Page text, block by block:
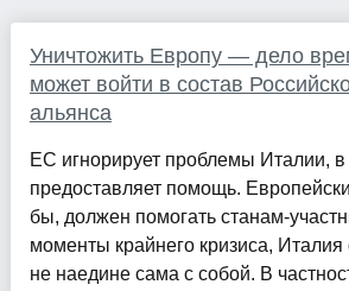
Уничтожить Европу — дело
может войти в состав
альянса
ЕС игнорирует проблемы Италии,
предоставляет помощь.
бы, должен помогать станам-
моменты крайнего кризиса, Италия
не наедине сама с собой. В